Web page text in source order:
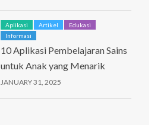
Aplikasi Artikel
Edukasi
Informasi
10 Aplikasi Pembelajaran Sains
untuk Anak yang Menarik
JANUARY 31, 2025